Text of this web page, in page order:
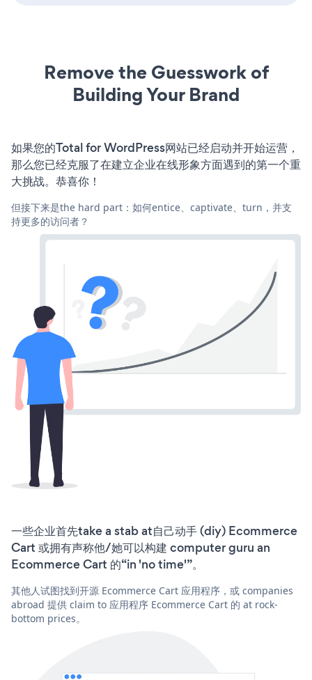
Remove the Guesswork of
Building Your Brand
如果您的Total for WordPress网站已经启动并开始运营，
那么您已经克服了在建立企业在线形象方面遇到的第一个重
大挑战。恭喜你！
但接下来是the hard part：如何entice、captivate、turn，并支
持更多的访问者？
一些企业首先take a stab at自己动手 (diy) Ecommerce
Cart 或拥有声称他/她可以构建 computer guru an
Ecommerce Cart 的“in 'no time'”。
其他人试图找到开源 Ecommerce Cart 应用程序，或 companies
abroad 提供 claim to 应用程序 Ecommerce Cart 的 at rock-
bottom prices。